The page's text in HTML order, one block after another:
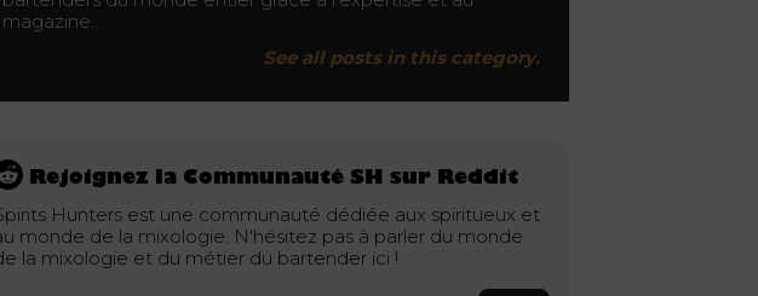
magazine…
See all posts in this category.
Rejoignez la Communauté SH sur Reddit
Hunters est une communauté dédiée aux spiritueux et
monde de la mixologie. N'hésitez pas à parler du monde
la mixologie et du métier du bartender ici !